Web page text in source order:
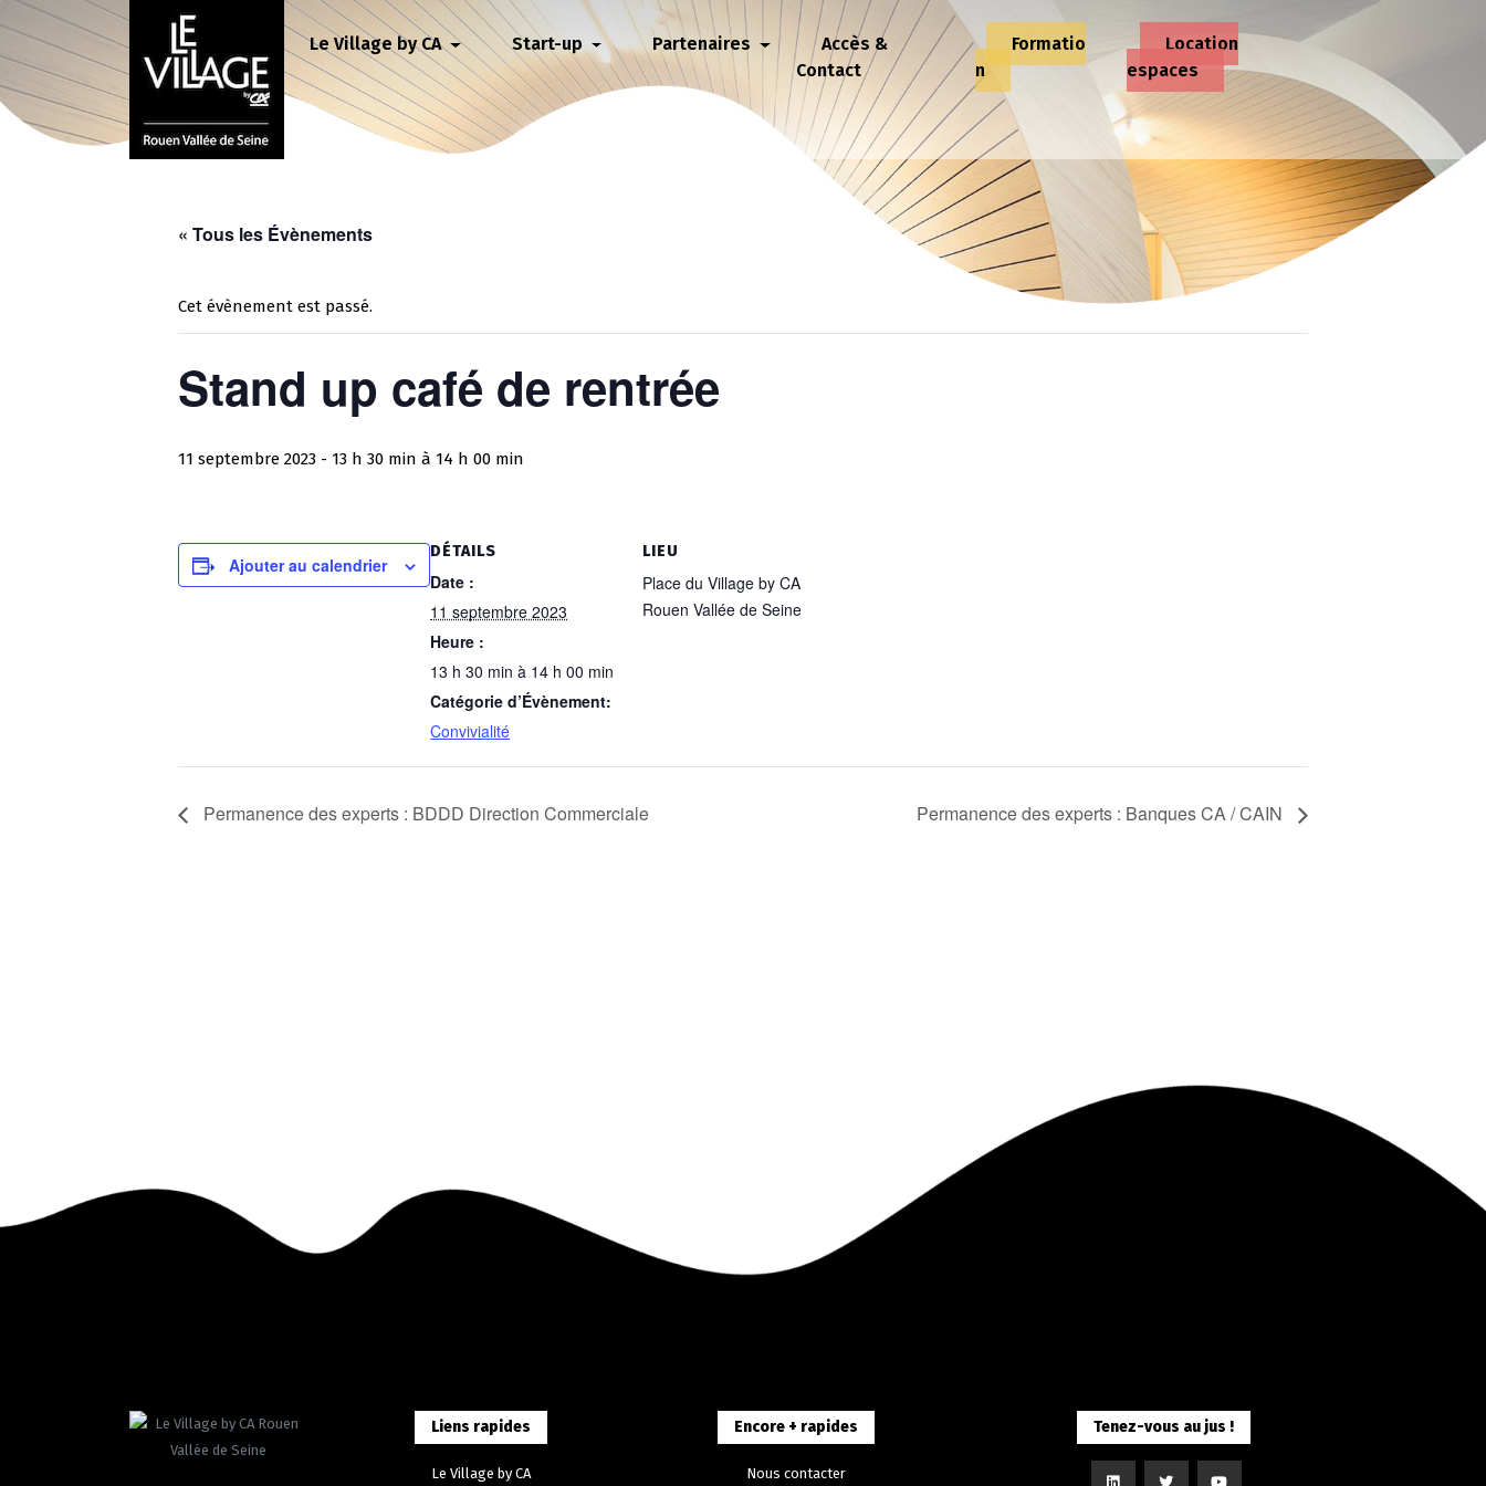
Le Village by CA Start-up Partenaires
Accès &
Contact
Formatio
n
Location
espaces
« Tous les Évènements
Cet évènement est passé.
Stand up café de rentrée
11 septembre 2023 - 13 h 30 min à 14 h 00 min
Ajouter au calendrier
DÉTAILS
Date :
11 septembre 2023
Heure :
13 h 30 min à 14 h 00 min
Catégorie d’Évènement:
Convivialité
LIEU
Place du Village by CA
Rouen Vallée de Seine
Permanence des experts : BDDD Direction Commerciale Permanence des experts : Banques CA / CAIN
Liens rapides
Le Village by CA
Encore + rapides
Nous contacter
Tenez-vous au jus !